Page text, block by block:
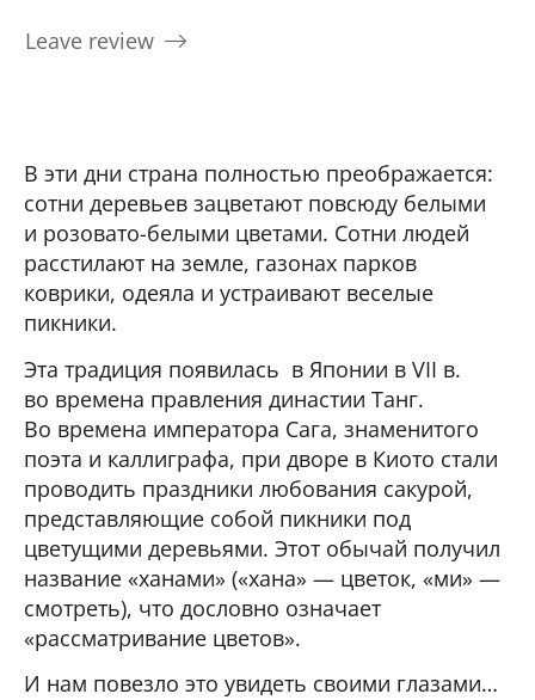
Leave review
В эти дни страна полностью преображается:
сотни деревьев зацветают повсюду белыми
и розовато-белыми цветами. Сотни людей
расстилают на земле, газонах парков
коврики, одеяла и устраивают веселые
пикники.
Эта традиция появилась в Японии в VII в.
во времена правления династии Танг.
Во времена императора Сага, знаменитого
поэта и каллиграфа, при дворе в Киото стали
проводить праздники любования сакурой,
представляющие собой пикники под
цветущими деревьями. Этот обычай получил
название «ханами» («хана» — цветок, «ми» —
смотреть), что дословно означает
«рассматривание цветов».
И нам повезло это увидеть своими глазами…